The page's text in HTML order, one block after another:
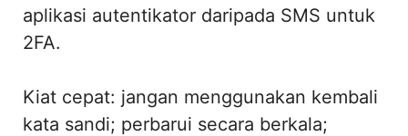
aplikasi autentikator daripada SMS untuk
2FA.
Kiat cepat: jangan menggunakan kembali
kata sandi; perbarui secara berkala;